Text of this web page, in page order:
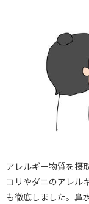
アレルギー物質を摂
コリやダニのアレル
も徹底しました。鼻